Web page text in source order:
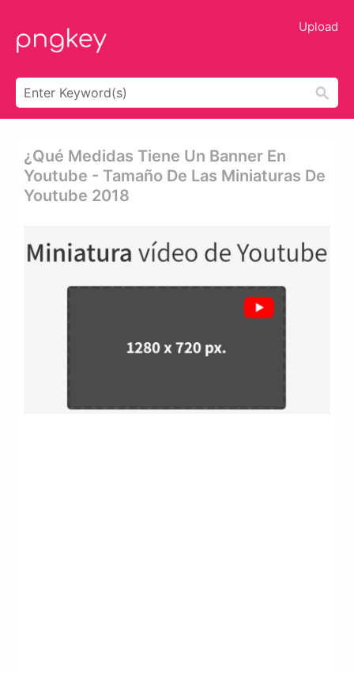
Upload
¿qué Medidas Tiene Un Banner En
Youtube - Tamaño De Las Miniaturas De
Youtube 2018